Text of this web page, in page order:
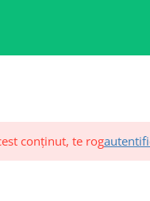
conținut, te rog